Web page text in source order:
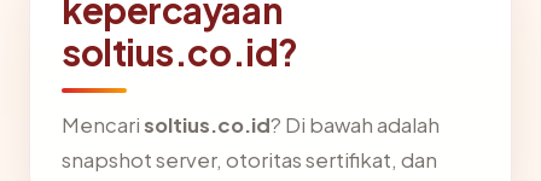
kepercayaan
soltius.co.id?
Mencarisoltius.co.id? Di bawah adalah
snapshot server, otoritas sertifikat, dan